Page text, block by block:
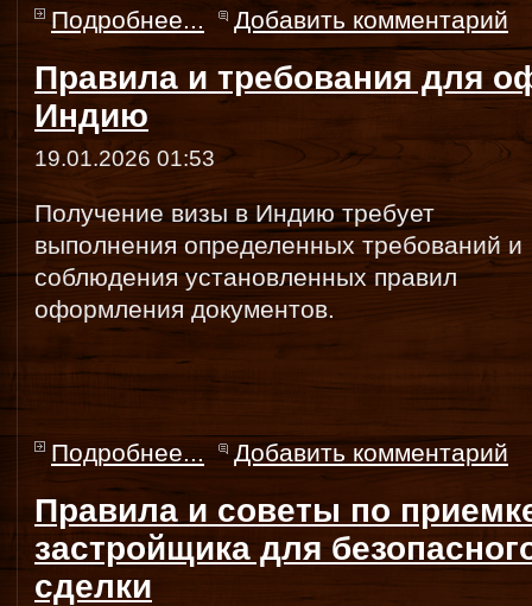
Подробнее... Добавить комментарий
Правила и требования для
Индию
19.01.2026 01:53
Получение визы в Индию требует
выполнения определенных требований и
соблюдения установленных правил
оформления документов.
Подробнее... Добавить комментарий
Правила и советы по
застройщика для
сделки